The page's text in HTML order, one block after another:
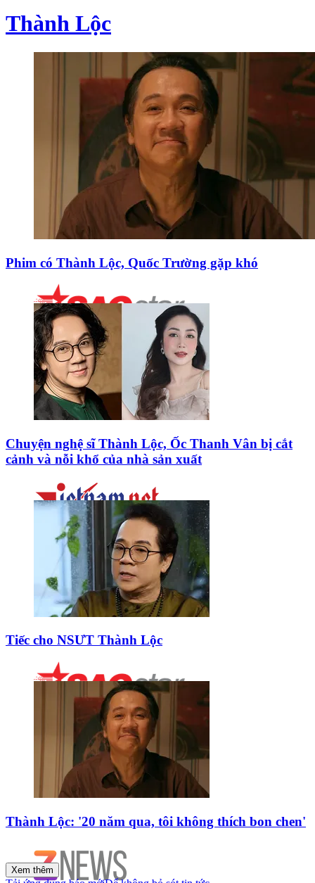
Thành Lộc
Phim có Thành Lộc, Quốc Trường gặp khó
Chuyện nghệ sĩ Thành Lộc, Ốc Thanh Vân bị cắt
cảnh và nỗi khổ của nhà sản xuất
Tiếc cho NSƯT Thành Lộc
Thành Lộc: '20 năm qua, tôi không thích bon chen'
Xem thêm